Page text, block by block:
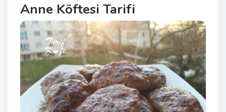
Anne Köftesi Tarifi